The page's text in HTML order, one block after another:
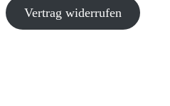
Vertrag widerrufen